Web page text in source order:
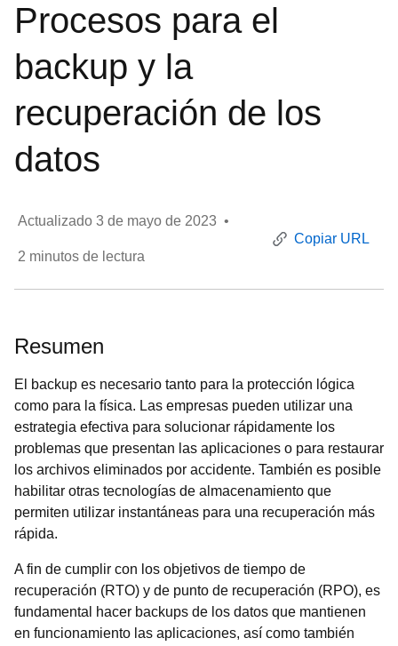
Procesos para el
backup y la
recuperación de los
datos
Actualizado 3 de mayo de 2023 •
2 minutos de lectura
Copiar URL
Resumen
El backup es necesario tanto para la protección lógica
como para la física. Las empresas pueden utilizar una
estrategia efectiva para solucionar rápidamente los
problemas que presentan las aplicaciones o para restaurar
los archivos eliminados por accidente. También es posible
habilitar otras tecnologías de almacenamiento que
permiten utilizar instantáneas para una recuperación más
rápida.
A fin de cumplir con los objetivos de tiempo de
recuperación (RTO) y de punto de recuperación (RPO), es
fundamental hacer backups de los datos que mantienen
en funcionamiento las aplicaciones, así como también